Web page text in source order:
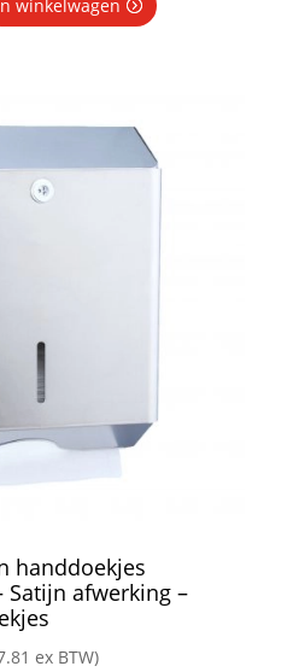
winkelwagen
handdoekjes
Satijn afwerking –
ex BTW)